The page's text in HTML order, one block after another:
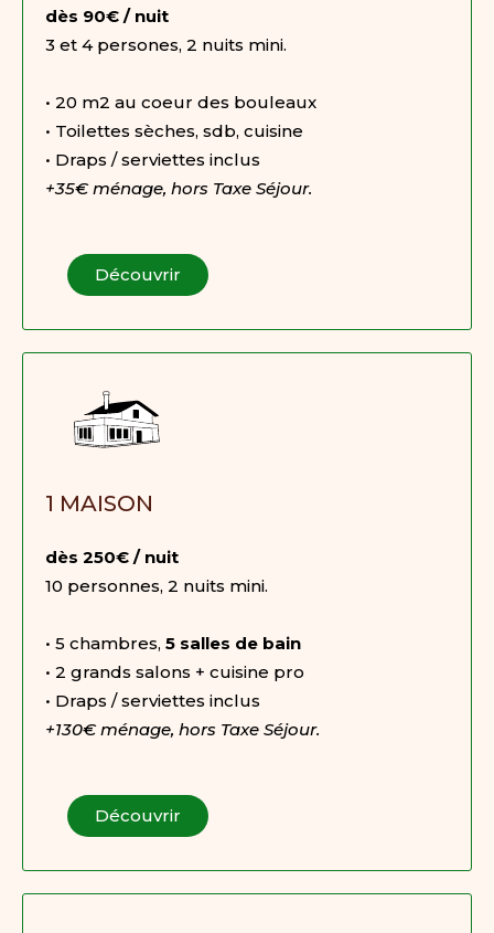
dès 90€ / nuit
3 et 4 persones, 2 nuits mini.
• 20 m2 au coeur des bouleaux
• Toilettes sèches, sdb, cuisine
• Draps / serviettes inclus
+35€ ménage, hors Taxe Séjour.
Découvrir
1 MAISON
dès 250€ / nuit
10 personnes, 2 nuits mini.
• 5 chambres, 5 salles de bain
• 2 grands salons + cuisine pro
• Draps / serviettes inclus
+130€ ménage, hors Taxe Séjour.
Découvrir